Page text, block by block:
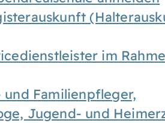
im
Familienpfleger,
Jugend- und